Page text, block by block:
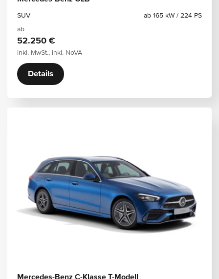
SUV
ab 165 kW / 224 PS
ab
52.250 €
inkl. MwSt., inkl. NoVA
Details
Mercedes-Benz C-Klasse T-Modell